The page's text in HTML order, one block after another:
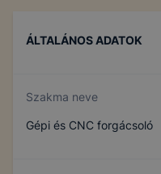
ÁLTALÁNOS ADATOK
Szakma neve
Gépi és CNC forgácsoló